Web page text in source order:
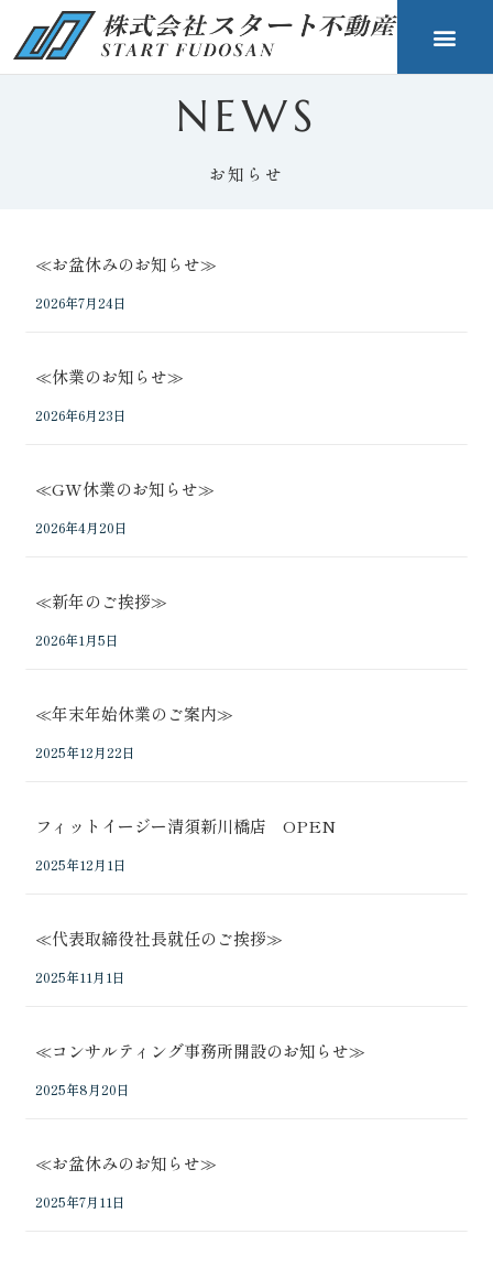
NEWS
お知らせ
≪お盆休みのお知らせ≫
2026年7月24日
≪休業のお知らせ≫
2026年6月23日
≪GW休業のお知らせ≫
2026年4月20日
≪新年のご挨拶≫
2026年1月5日
≪年末年始休業のご案内≫
2025年12月22日
フィットイージー清須新川橋店 OPEN
2025年12月1日
≪代表取締役社長就任のご挨拶≫
2025年11月1日
≪コンサルティング事務所開設のお知らせ≫
2025年8月20日
≪お盆休みのお知らせ≫
2025年7月11日